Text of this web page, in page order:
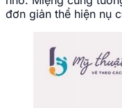
đơn giản thể hiện nụ